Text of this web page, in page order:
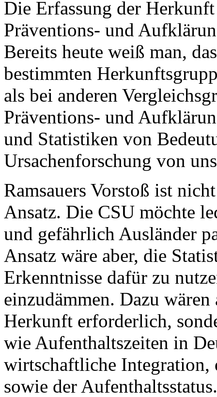
Die Erfassung der
Präventions- und
Bereits heute weiß man,
bestimmten
als bei anderen
Präventions- und
und Statistiken von
Ursachenforschung von
Ramsauers Vorstoß ist
Ansatz. Die CSU möchte
und gefährlich Ausländer
Ansatz wäre aber, die
Erkenntnisse dafür zu
einzudämmen. Dazu
Herkunft erforderlich,
wie Aufenthaltszeiten in
wirtschaftliche Integration,
sowie der Aufenthaltsstatus.